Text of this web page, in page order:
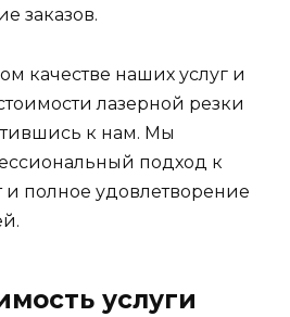
заказов.
качестве наших услуг и
лазерной резки
к нам. Мы
подход к
полное удовлетворение
услуги